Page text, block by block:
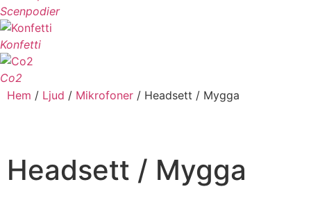
Scenpodier
Konfetti
Co2
Hem / Ljud / Mikrofoner / Headsett / Mygga
Headsett / Mygga